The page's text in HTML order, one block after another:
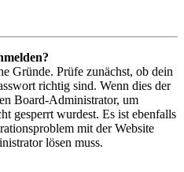
Gründe. Prüfe zunächst, ob dein
richtig sind. Wenn dies der
Board-Administrator, um
gesperrt wurdest. Es ist ebenfalls
mit der Website
lösen muss.